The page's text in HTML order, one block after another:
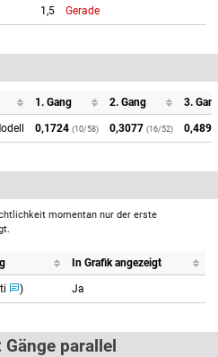
1,5 Gerade
1. Gang 2. Gang 3.
0,1724 (10/58) 0,3077 (16/52) 0,4894
momentan nur der erste
In Grafik angezeigt
) Ja
parallel